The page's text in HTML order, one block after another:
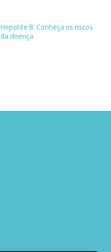
Hepatite B: Conheça os riscos
da doença